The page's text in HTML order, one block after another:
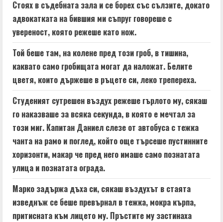
e
R
e
a
d
i
n
g
Стоях в съдебната зала и се борех със сълзите, докато
адвокатката на бившия ми съпруг говореше с
увереност, която режеше като нож.
Той беше там, на колене пред този гроб, в тишина,
каквато само гробищата могат да наложат. Белите
цветя, които държеше в ръцете си, леко трепереха.
Студеният сутрешен въздух режеше гърлото му, сякаш
го наказваше за всяка секунда, в която е мечтал за
този миг. Капитан Даниел слезе от автобуса с тежка
чанта на рамо и поглед, който още търсеше пустинните
хоризонти, макар че пред него имаше само познатата
улица и познатата ограда.
Марко задържа дъха си, сякаш въздухът в стаята
изведнъж се беше превърнал в тежка, мокра кърпа,
притисната към лицето му. Пръстите му застинаха